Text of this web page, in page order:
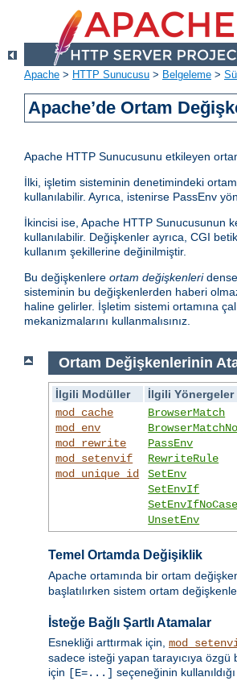
Apache > HTTP Sunucusu > Belgeleme >
Apache’de Ortam
Apache HTTP Sunucusunu etkileyen
İlki, işletim sisteminin denetimindeki
kullanılabilir. Ayrıca, istenirse PassEnv
İkincisi ise, Apache HTTP Sunucusunun
kullanılabilir. Değişkenler ayrıca, CGI
kullanım şekillerine değinilmiştir.
Bu değişkenlere ortam değişkenleridense
sisteminin bu değişkenlerden haberi
haline gelirler. İşletim sistemi ortamına
mekanizmalarını kullanmalısınız.
Ortam Değişkenlerinin
İlgili Modüller
İlgili Yönergeler
mod_cache
mod_env
mod_rewrite
mod_setenvif
mod_unique_id
BrowserMatch
PassEnv
RewriteRule
SetEnv
SetEnvIf
SetEnvIfNoCase
UnsetEnv
Temel Ortamda Değişiklik
Apache ortamında bir ortam
başlatılırken sistem ortam
İsteğe Bağlı Şartlı Atamalar
Esnekliği arttırmak için,
sadece isteği yapan tarayıcıya
için [E=...] seçeneğinin kullanıldığı